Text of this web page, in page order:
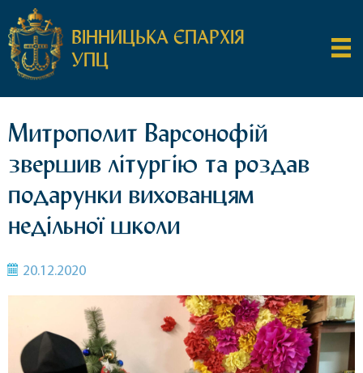
ВІННИЦЬКА ЄПАРХІЯ
УПЦ
Митрополит Варсонофій
звершив літургію та роздав
подарунки вихованцям
недільної школи
20.12.2020